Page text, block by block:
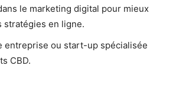
le marketing digital pour mieux
stratégies en ligne.
entreprise ou start-up spécialisée
CBD.